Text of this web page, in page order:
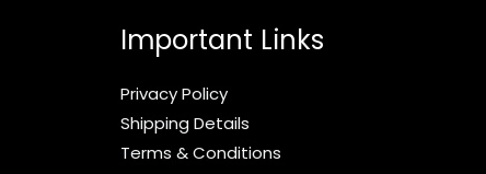
Important Links
Privacy Policy
Shipping Details
Terms & Conditions